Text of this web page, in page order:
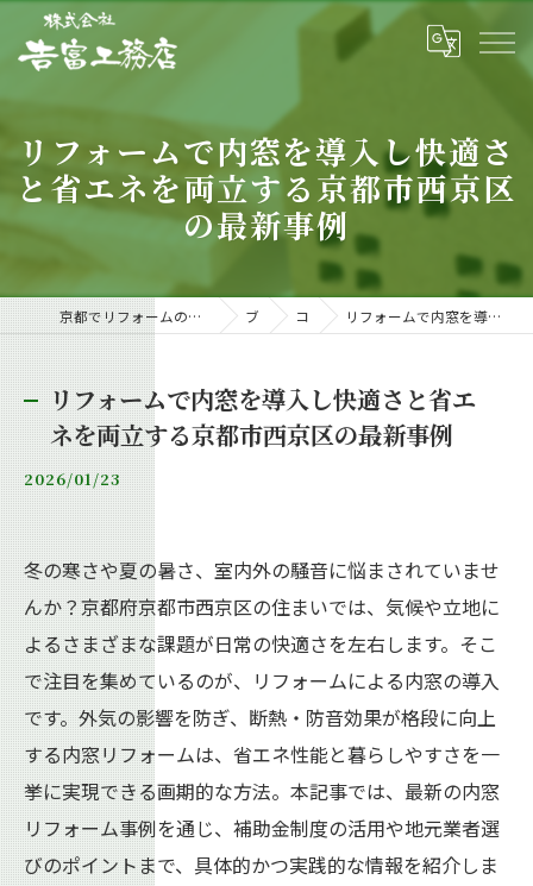
リフォームで内窓を導入し快適さ
と省エネを両立する京都市西京区
の最新事例
京都でリフォームの相談・依頼なら信頼と実績の工務店「𠮷富工務店」 ブログ コラム リフォームで内窓を導入し快適さと省エネを両立する京都市西京区の最新事例
リフォームで内窓を導入し快適さと省エ
ネを両立する京都市西京区の最新事例
2026/01/23
冬の寒さや夏の暑さ、室内外の騒音に悩まされていませ
んか？京都府京都市西京区の住まいでは、気候や立地に
よるさまざまな課題が日常の快適さを左右します。そこ
で注目を集めているのが、リフォームによる内窓の導入
です。外気の影響を防ぎ、断熱・防音効果が格段に向上
する内窓リフォームは、省エネ性能と暮らしやすさを一
挙に実現できる画期的な方法。本記事では、最新の内窓
リフォーム事例を通じ、補助金制度の活用や地元業者選
びのポイントまで、具体的かつ実践的な情報を紹介しま